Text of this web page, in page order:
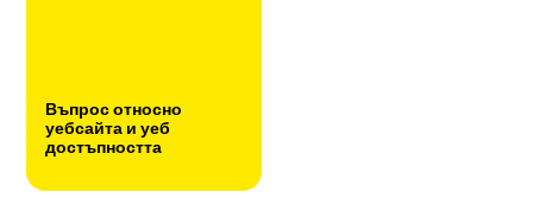
Въпрос относно
уебсайта и уеб
достъпността